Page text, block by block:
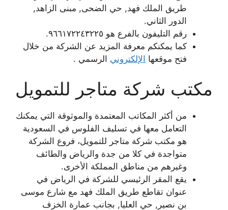
طريق الملك فهد, حي الضحى, مبنى الزاهد,
الدور الثاني.
رقم التليفون بالفرع هو ٩٦٦١٧٢٢٤٣٢٢٥.
كما يمكنكم معرفة المزيد عن الشركة من خلال
فتح موقعها الإلكتروني الرسمي .
مكتب شركة متاجر للتمويل
من أكثر المكاتب المعتمدة والموثوقة التي يمكنك
التعامل معها في تسليف الفلوس في السعودية
هو مكتب شركة متاجر للتمويل، فروع الشركة
متواجدة في كلا من جدة والرياض والطائف
وغيرهم من مناطق المملكة الأخرى.
يقع المقر الرئيسي للشركة في الرياض في
عنوان تقاطع طريق الملك فهد مع شارع موسى
بن نصير, حي العليا, بجانب عمارة الخزف